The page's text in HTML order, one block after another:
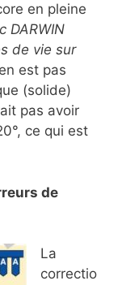
en pleine
DARWIN
de vie sur
est pas
(solide)
pas avoir
ce qui est
de
La
correctio